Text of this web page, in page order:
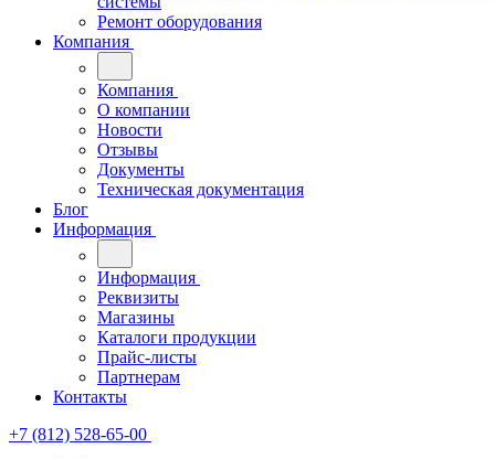
Ремонт оборудования
Компания
Компания
О компании
Новости
Отзывы
Документы
Техническая документация
Блог
Информация
Информация
Реквизиты
Магазины
Каталоги продукции
Прайс-листы
Партнерам
Контакты
+7 (812) 528-65-00